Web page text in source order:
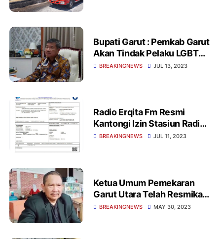
Bupati Garut : Pemkab Garut
Akan Tindak Pelaku LGBT
Melalui Preventif
BREAKINGNEWS JUL 13, 2023
Radio Erqita Fm Resmi
Kantongi Izin Stasiun Radio
(ISR)
BREAKINGNEWS JUL 11, 2023
Ketua Umum Pemekaran
Garut Utara Telah Resmikan
Usaha UMKM Pada Kedai
BREAKINGNEWS MAY 30, 2023